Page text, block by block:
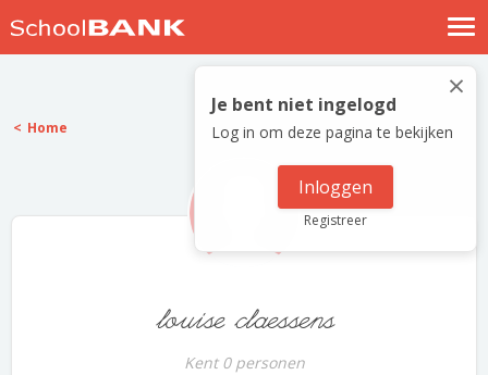
Nostalgische verhalen
Log in
Meld je gratis aan
×
Je bent niet ingelogd
Log in om deze pagina te bekijken
Inloggen
Registreer
Home
louise claessens
Kent 0 personen